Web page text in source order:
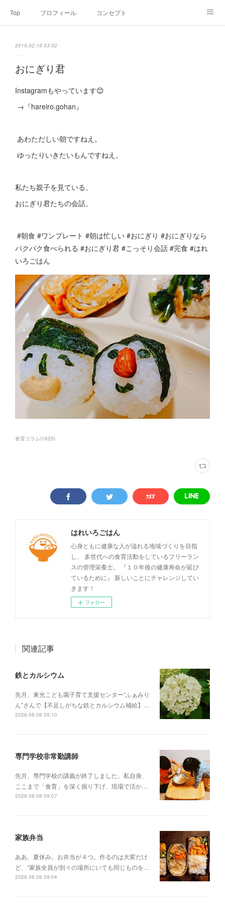
Top プロフィール コンセプト
SNS
2019.02.19 03:52
おにぎり君
Instagramもやっています😊
→『hareiro.gohan』
あわただしい朝ですねえ。
ゆったりいきたいもんですねえ。
私たち親子を見ている、
おにぎり君たちの会話。
#朝食 #ワンプレート #朝は忙しい #おにぎり #おにぎりなら
パクパク食べられる #おにぎり君 #こっそり会話 #完食 #はれ
いろごはん
食育コラム(1625)
はれいろごはん
心身ともに健康な人が溢れる地域づくりを目指
し、 多世代への食育活動をしているフリーラン
スの管理栄養士。 『１０年後の健康寿命が延び
ているために』 新しいことにチャレンジしてい
きます！
フォロー
関連記事
鉄とカルシウム
先月、東光こども園子育て支援センター“ふぁみり
ん”さんで【不足しがちな鉄とカルシウム補給】…
2026.08.06 09:10
専門学校非常勤講師
先月、専門学校の講義が終了しました。私自身、
ここまで「食育」を深く掘り下げ、現場で活か…
2026.08.06 09:07
家族弁当
ああ、夏休み。お弁当が４つ。作るのは大変だけ
ど、“家族全員が別々の場所にいても同じものを…
2026.08.06 09:04